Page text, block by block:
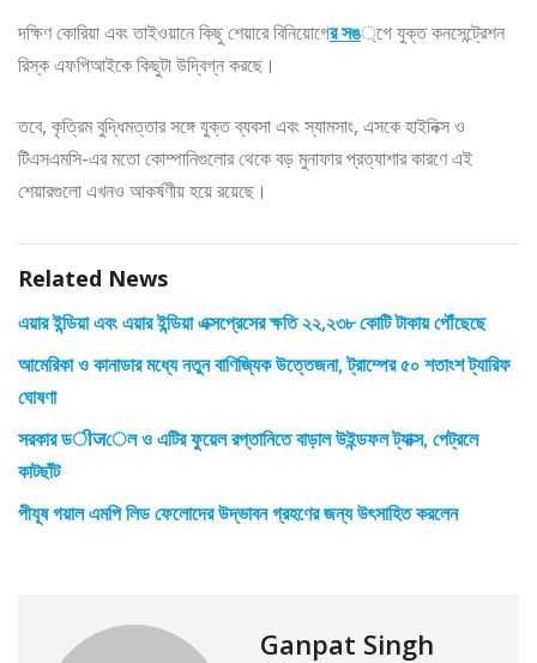
দক্ষিণ কোরিয়া এবং তাইওয়ানে কিছু শেয়ারে বিনিয়োগের সঙ্গে যুক্ত কনসেন্ট্রেশন
রিস্ক এফপিআইকে কিছুটা উদ্বিগ্ন করছে।
তবে, কৃত্রিম বুদ্ধিমত্তার সঙ্গে যুক্ত ব্যবসা এবং স্যামসাং, এসকে হাইনিক্স ও
টিএসএমসি-এর মতো কোম্পানিগুলোর থেকে বড় মুনাফার প্রত্যাশার কারণে এই
শেয়ারগুলো এখনও আকর্ষণীয় হয়ে রয়েছে।
Related News
এয়ার ইন্ডিয়া এবং এয়ার ইন্ডিয়া এক্সপ্রেসের ক্ষতি ২২,২৩৮ কোটি টাকায় পৌঁছেছে
আমেরিকা ও কানাডার মধ্যে নতুন বাণিজ্যিক উত্তেজনা, ট্রাম্পের ৫০ শতাংশ ট্যারিফ
ঘোষণা
সরকার ডीजেল ও এটির ফুয়েল রপ্তানিতে বাড়াল উইন্ডফল ট্যাক্স, পেট্রলে
কাটছাঁট
পীযূষ গয়াল এমপি লিড ফেলোদের উদ্ভাবন গ্রহণের জন্য উৎসাহিত করলেন
Ganpat Singh